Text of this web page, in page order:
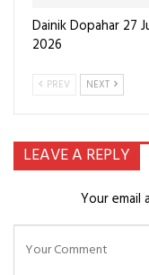
Dainik Dopahar 27
2026
PREV NEXT
LEAVE A REPLY
Your email